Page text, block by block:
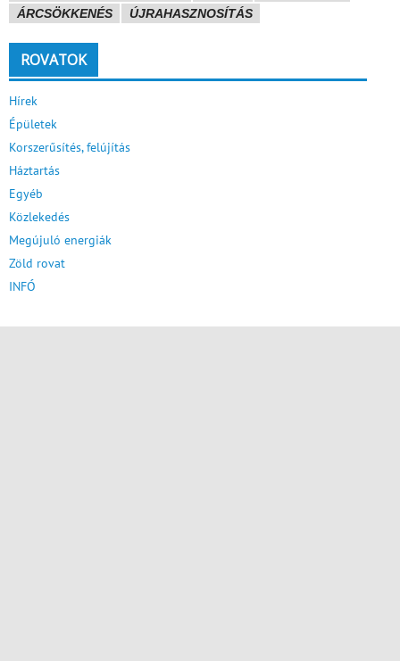
ÁRCSÖKKENÉS
ÚJRAHASZNOSÍTÁS
ROVATOK
Hírek
Épületek
Korszerűsítés, felújítás
Háztartás
Egyéb
Közlekedés
Megújuló energiák
Zöld rovat
INFÓ